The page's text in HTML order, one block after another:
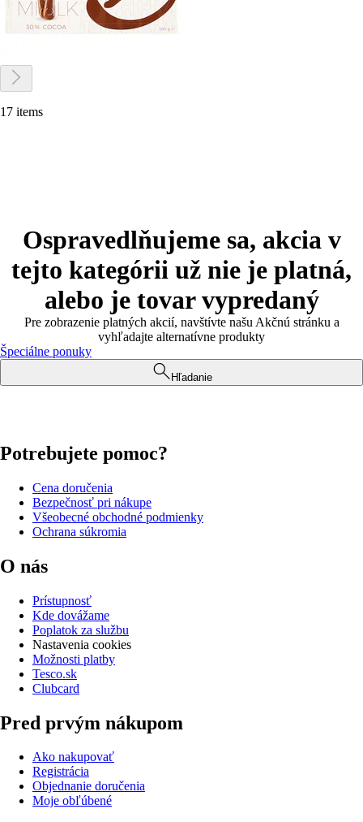
17 items
Ospravedlňujeme sa, akcia v
tejto kategórii už nie je platná,
alebo je tovar vypredaný
Pre zobrazenie platných akcií, navštívte našu Akčnú stránku a
vyhľadajte alternatívne produkty
Špeciálne ponuky
Hľadanie
Potrebujete pomoc?
Cena doručenia
Bezpečnosť pri nákupe
Všeobecné obchodné podmienky
Ochrana súkromia
O nás
Prístupnosť
Kde dovážame
Poplatok za službu
Nastavenia cookies
Možnosti platby
Tesco.sk
Clubcard
Pred prvým nákupom
Ako nakupovať
Registrácia
Objednanie doručenia
Moje obľúbené